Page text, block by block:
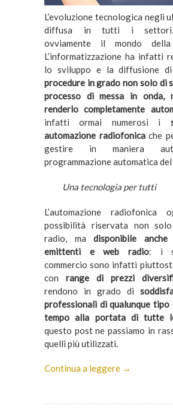
L’evoluzione tecnologica negli
diffusa in tutti i settori,
ovviamente il mondo della
L’informatizzazione ha infatti
lo sviluppo e la diffusione
procedure in grado non solo di
processo di messa in onda,
renderlo completamente
infatti ormai numerosi i
automazione radiofonicache
gestire in maniera
programmazione automatica
Una tecnologia per tutti
L’automazione
possibilità riservata non
radio, madisponibile
emittenti e web radio: i
commercio sono infatti
con range di prezzi
rendono in grado di
professionali di qualunque tipo
tempo alla portata di tutte
questo post ne passiamo in
quelli più utilizzati.
Continua a leggere →